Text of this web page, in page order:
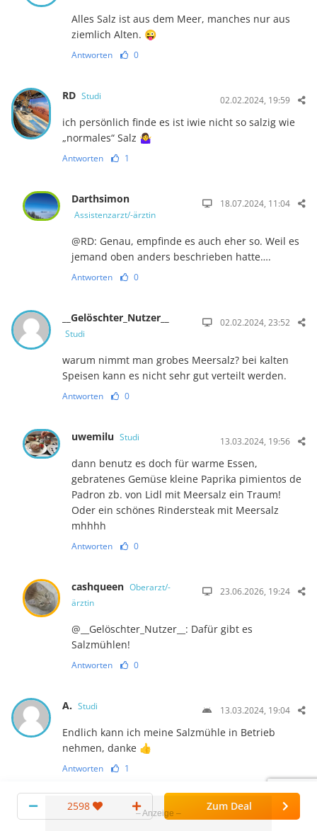
Alles Salz ist aus dem Meer, manches nur aus
ziemlich Alten. 😜
Antworten 0
RD Studi 02.02.2024, 19:59
ich persönlich finde es ist iwie nicht so salzig wie
„normales“ Salz 🤷‍♀️
Antworten 1
Darthsimon
Assistenzarzt/-ärztin
18.07.2024, 11:04
@RD: Genau, empfinde es auch eher so. Weil es
jemand oben anders beschrieben hatte….
Antworten 0
__Gelöschter_Nutzer__
Studi
02.02.2024, 23:52
warum nimmt man grobes Meersalz? bei kalten
Speisen kann es nicht sehr gut verteilt werden.
Antworten 0
uwemilu Studi 13.03.2024, 19:56
dann benutz es doch für warme Essen,
gebratenes Gemüse kleine Paprika pimientos de
Padron zb. von Lidl mit Meersalz ein Traum!
Oder ein schönes Rindersteak mit Meersalz
mhhhh
Antworten 0
cashqueen Oberarzt/-
ärztin
23.06.2026, 19:24
@__Gelöschter_Nutzer__: Dafür gibt es
Salzmühlen!
Antworten 0
A. Studi 13.03.2024, 19:04
Endlich kann ich meine Salzmühle in Betrieb
nehmen, danke 👍
Antworten 1
gerda11 14.03.2024, 11:22
2598 Zum Deal